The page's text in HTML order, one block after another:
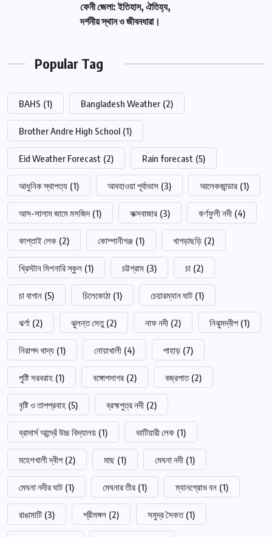
ফেনী জেলা: ইতিহাস, ঐতিহ্য,
দর্শনীয় স্থান ও জীবনধারা।
Popular Tag
BAHS (1) Bangladesh Weather (2)
Brother Andre High School (1)
Eid Weather Forecast (2) Rain forecast (5)
আধুনিক স্থাপত্য (1) আবহাওয়া পূর্বাভাস (3) আলেকজান্ডার (1)
আস-সালাম জামে মসজিদ (1) কক্সবাজার (3) কর্ণফুলী নদী (4)
কাপ্তাই লেক (2) কোম্পানীগঞ্জ (1) খাগড়াছড়ি (2)
খ্রিস্টান মিশনারি স্কুল (1) চট্টগ্রাম (3) চা (2)
চা বাগান (5) চিলেকোঠা (1) চেয়ারম্যান ঘাট (1)
ঝর্ণা (2) ঝুলন্ত সেতু (2) নাফ নদী (2) নিঝুমদ্বীপ (1)
নিরাপদ খাদ্য (1) নোয়াখালী (4) পাহাড় (7)
পুষ্টি সরবরাহ (1) বঙ্গোপসাগর (2) বজ্রপাত (2)
বৃষ্টি ও তাপপ্রবাহ (5) ব্রহ্মপুত্র নদী (2)
ব্রাদার্স আন্দ্রেঁ উচ্চ বিদ্যালয় (1) ভাটিয়ারী লেক (1)
মহেশখালী দ্বীপ (2) মাছ (1) মেঘনা নদী (1)
মেঘনা নদীর ঘাট (1) মেঘনার তীর (1) ম্যানগ্রোভ বন (1)
রাঙামাটি (3) শ্রীমঙ্গল (2) সমুদ্র সৈকত (1)